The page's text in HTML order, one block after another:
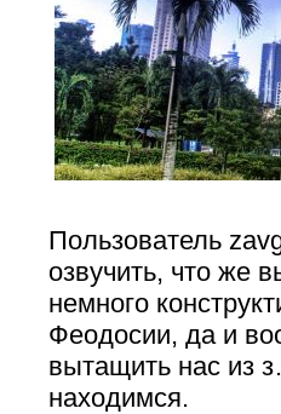
Пользователь
озвучить, что же
немного
Феодосии, да и
вытащить нас из
находимся.